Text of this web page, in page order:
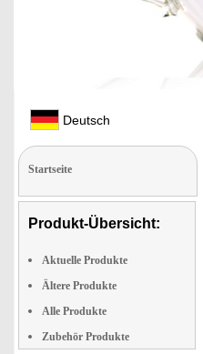
Deutsch
Startseite
Produkt-Übersicht:
Aktuelle Produkte
Ältere Produkte
Alle Produkte
Zubehör Produkte